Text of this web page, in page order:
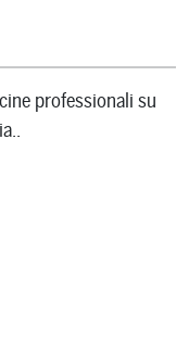
professionali su